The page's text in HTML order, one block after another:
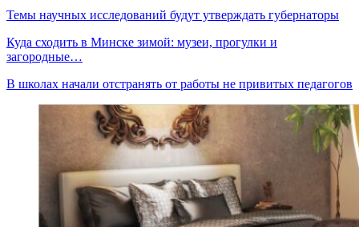
Темы научных исследований будут утверждать губернаторы
Куда сходить в Минске зимой: музеи, прогулки и
загородные…
В школах начали отстранять от работы не привитых педагогов